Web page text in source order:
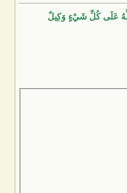
عَلَى كُلِّ شَيْءٍ وَكِيلٌ